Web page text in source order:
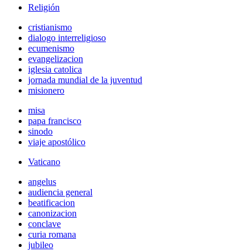
Religión
cristianismo
dialogo interreligioso
ecumenismo
evangelizacion
iglesia catolica
jornada mundial de la juventud
misionero
misa
papa francisco
sinodo
viaje apostólico
Vaticano
angelus
audiencia general
beatificacion
canonizacion
conclave
curia romana
jubileo